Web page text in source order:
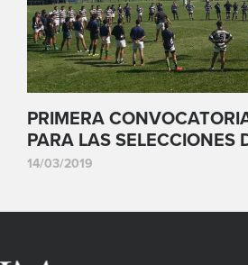
PRIMERA
PARA LAS SELECCIONES
14/03/2019